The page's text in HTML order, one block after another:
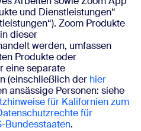
und Dienstleistungen“
Zoom Produkte
dieser
werden, umfassen
Produkte oder
eine separate
(einschließlich der hier
ansässige Personen: siehe
für Kalifornien zum
für
Bundesstaaten.